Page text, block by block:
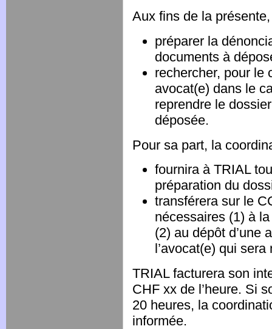
Aux fins de la
préparer la
documents à
rechercher, pour le
avocat(e) dans le
reprendre le
déposée.
Pour sa part, la
fournira à TRIAL
préparation du
transférera sur le
nécessaires (1) à
(2) au dépôt d’une
l’avocat(e) qui
TRIAL facturera son
CHF xx de l’heure. Si
20 heures, la
informée.